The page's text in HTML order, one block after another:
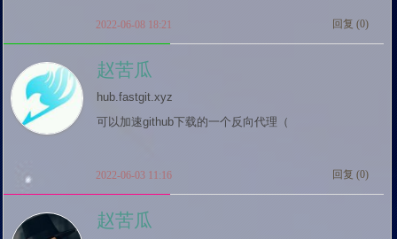
回复 (0)
2022-06-08 18:21
赵苦瓜
hub.fastgit.xyz
可以加速github下载的一个反向代理（
回复 (0)
2022-06-03 11:16
赵苦瓜